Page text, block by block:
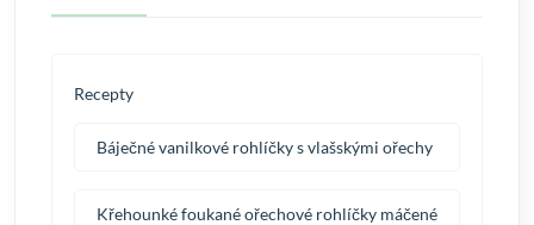
Recepty
Báječné vanilkové rohlíčky s vlašskými ořechy
Křehounké foukané ořechové rohlíčky máčené